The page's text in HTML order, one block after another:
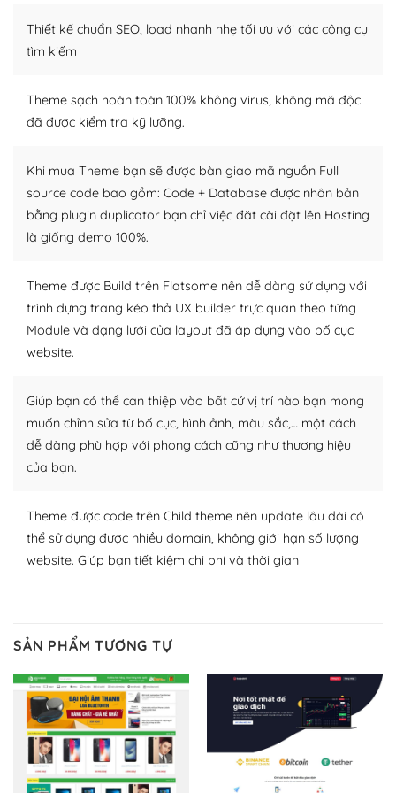
WordPress là nơi lưu trữ cho một diễn đàn cộng đồng
khổng lồ được kiểm duyệt bởi các nhân viên và những
Nếu bạn gặp khó khăn, bạn có thể lên mạng và tìm
kiếm những cộng đồng WordPress, họ sẽ giúp bạn trả
Cộng đồng sử dụng WordPress sẵn sàng hỗ trợ bạn
– Đa dạng plugin và themes
WordPress để tăng thêm các tính năng cần thiết. Có
nhiều plugin trả phí hoặc miễn phí.
Nhờ lượng người dùng đông đảo, thư viện themes và
plugin của WordPress rất phong phú. Bạn có thể thỏa
lập website của mình.
WordPress đa dạng plugin và themes
– Dễ sử dụng
Với mọi Hosting bất kỳ thì WordPress đều có thể dễ
dàng thiết lập vì thực tế nó đã cung cấp khoảng 60%
toàn bộ web.
Dễ dàng lựa chọn Hosting cho website WordPress
– Bảo mật cực tốt
Vì WordPress hiện là nền tảng xây dựng trang web và
blog lớn nhất trên thế giới, quan trọng nhất là bảo vệ
nội dung của mình khỏi các cuộc tấn công spam.
Thiết kế chuẩn SEO, load nhanh nhẹ tối ưu với các công cụ
tìm kiếm
Theme sạch hoàn toàn 100% không virus, không mã độc
đã được kiểm tra kỹ lưỡng.
Khi mua Theme bạn sẽ được bàn giao mã nguồn Full
source code bao gồm: Code + Database được nhân bản
bằng plugin duplicator bạn chỉ việc đăt cài đặt lên Hosting
là giống demo 100%.
Theme được Build trên Flatsome nên dễ dàng sử dụng với
trình dựng trang kéo thả UX builder trực quan theo từng
Module và dạng lưới của layout đã áp dụng vào bố cục
website.
Giúp bạn có thể can thiệp vào bất cứ vị trí nào bạn mong
muốn chỉnh sửa từ bố cục, hình ảnh, màu sắc,… một cách
dễ dàng phù hợp với phong cách cũng như thương hiệu
của bạn.
Theme được code trên Child theme nên update lâu dài có
thể sử dụng được nhiều domain, không giới hạn số lượng
website. Giúp bạn tiết kiệm chi phí và thời gian
SẢN PHẨM TƯƠNG TỰ